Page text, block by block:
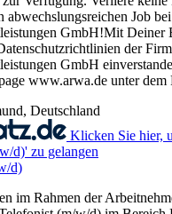
abwechslungsreichen Job
GmbH!Mit Deiner
der
GmbH
www.arwa.de unter dem
Deutschland
Klicken Sie hier,
d)' zu gelangen
d)
im Rahmen der